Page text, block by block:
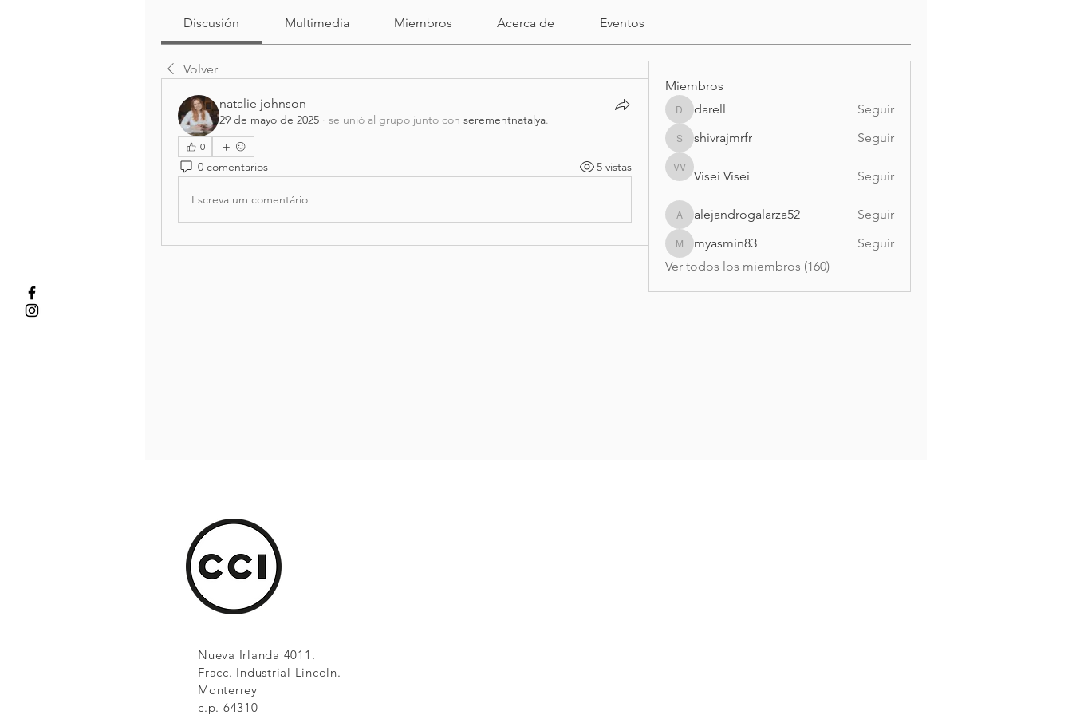
Discusión Multimedia Miembros Acerca de Eventos
Volver
natalie johnson
29 de mayo de 2025 · se unió al grupo junto con serementnatalya.
0
0 comentarios 5 vistas
Escreva um comentário
Miembros
darell
darell Seguir
shivrajmrfr
shivrajmrfr Seguir
Visei Visei
Visei Visei Seguir
alejandrogalarza52
alejandrogalarza52 Seguir
myasmin83
myasmin83
Seguir
Ver todos los miembros (160)
Nueva Irlanda 4011.
Fracc. Industrial Lincoln.
Monterrey
c.p. 64310